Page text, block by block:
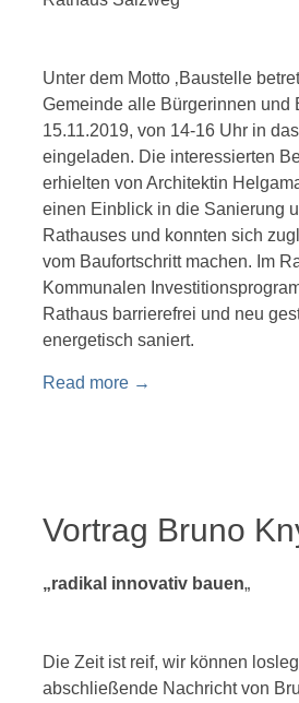
Unter dem Motto ‚Baustelle
Gemeinde alle Bürgerinnen und
15.11.2019, von 14-16 Uhr in
eingeladen. Die interessierten
erhielten von Architektin
einen Einblick in die Sanierung
Rathauses und konnten sich
vom Baufortschritt machen. Im
Kommunalen
Rathaus barrierefrei und neu
energetisch saniert.
Read more →
Vortrag Bruno
„radikal innovativ bauen„
Die Zeit ist reif, wir können
abschließende Nachricht von